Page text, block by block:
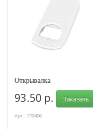
Открывалка
93.50 р. Заказать
Арт.: 779406